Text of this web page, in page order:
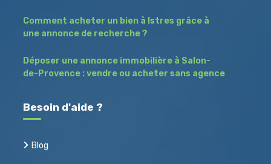
Comment acheter un bien à Istres grâce à
une annonce de recherche ?
Déposer une annonce immobilière à Salon-
de-Provence : vendre ou acheter sans agence
Besoin d'aide ?
Blog